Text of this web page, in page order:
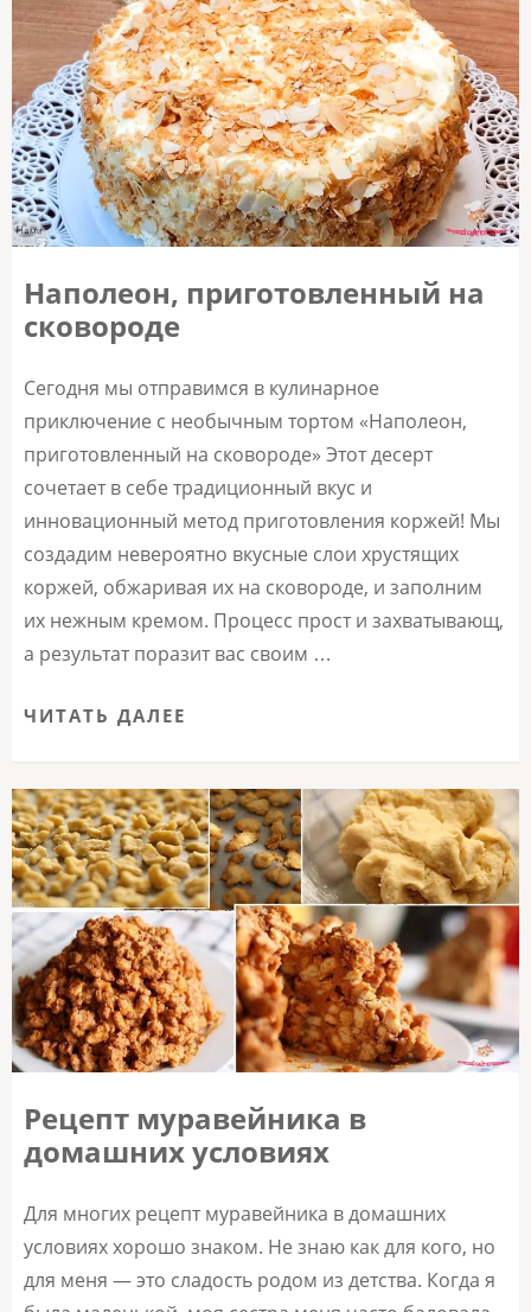
Наполеон, приготовленный на
сковороде
Сегодня мы отправимся в кулинарное
приключение с необычным тортом «Наполеон,
приготовленный на сковороде» Этот десерт
сочетает в себе традиционный вкус и
инновационный метод приготовления коржей! Мы
создадим невероятно вкусные слои хрустящих
коржей, обжаривая их на сковороде, и заполним
их нежным кремом. Процесс прост и захватывающ,
а результат поразит вас своим …
ЧИТАТЬ ДАЛЕЕ
Рецепт муравейника в
домашних условиях
Для многих рецепт муравейника в домашних
условиях хорошо знаком. Не знаю как для кого, но
для меня — это сладость родом из детства. Когда я